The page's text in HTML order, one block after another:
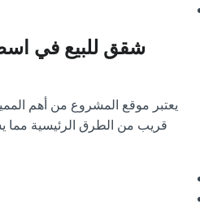
شقق للبيع في
يعتبر موقع المشروع من أهم
قريب من الطرق الرئيسية مما